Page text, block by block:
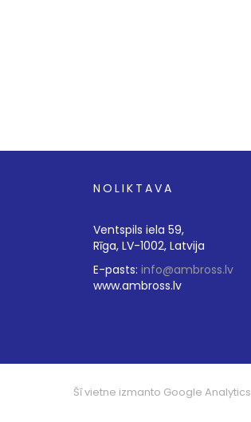
NOLIKTAVA
Ventspils iela 59,
Rīga, LV-1002, Latvija
E-pasts: info@ambross.lv
www.ambross.lv
© 2014 - 2026 SIA Ambross
Šī vietne izmanto Google